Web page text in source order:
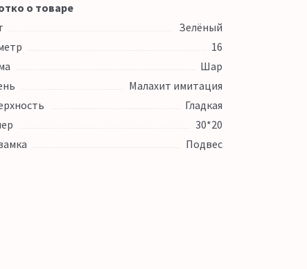
о товаре
Зелёный
16
Шар
Малахит имитация
Гладкая
30*20
Подвес